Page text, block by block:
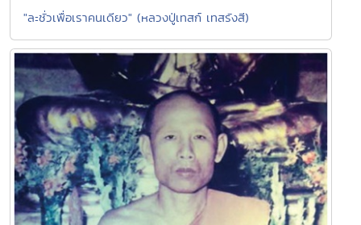
"ละชั่วเพื่อเราคนเดียว" (หลวงปู่เทสก์ เทสรังสี)